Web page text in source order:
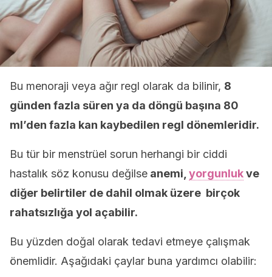
Bu menoraji veya ağır regl olarak da bilinir, 8
günden fazla süren ya da döngü başına 80
ml’den fazla kan kaybedilen regl dönemleridir.
Bu tür bir menstrüel sorun herhangi bir ciddi
hastalık söz konusu değilse anemi, yorgunlukve
diğer belirtiler de dahil olmak üzere birçok
rahatsızlığa yol açabilir.
Bu yüzden doğal olarak tedavi etmeye çalışmak
önemlidir. Aşağıdaki çaylar buna yardımcı olabilir: